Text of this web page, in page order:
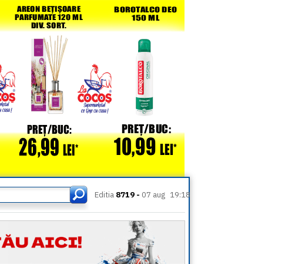
Editia 8719 - 07 aug 19:18